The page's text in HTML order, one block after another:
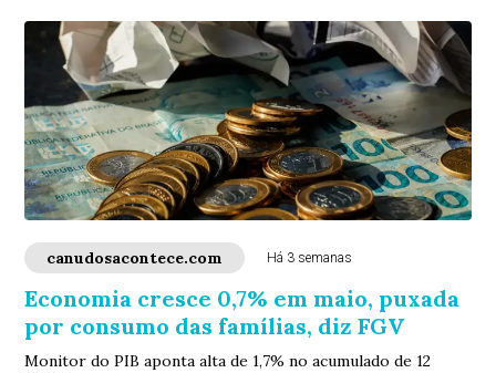
canudosacontece.com Há 3 semanas
Economia cresce 0,7% em maio, puxada
por consumo das famílias, diz FGV
Monitor do PIB aponta alta de 1,7% no acumulado de 12